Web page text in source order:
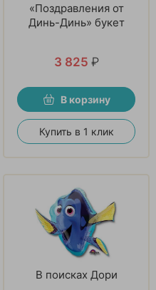
«Поздравления от
Динь-Динь» букет
3 825 ₽
В корзину
Купить в 1 клик
В поисках Дори